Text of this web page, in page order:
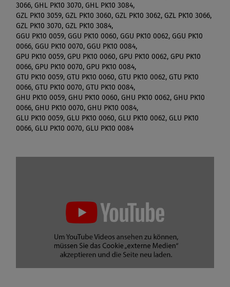
3066, GHL PK10 3070, GHL PK10 3084,
GZL PK10 3059, GZL PK10 3060, GZL PK10 3062, GZL PK10 3066,
GZL PK10 3070, GZL PK10 3084,
GGU PK10 0059, GGU PK10 0060, GGU PK10 0062, GGU PK10
0066, GGU PK10 0070, GGU PK10 0084,
GPU PK10 0059, GPU PK10 0060, GPU PK10 0062, GPU PK10
0066, GPU PK10 0070, GPU PK10 0084,
GTU PK10 0059, GTU PK10 0060, GTU PK10 0062, GTU PK10
0066, GTU PK10 0070, GTU PK10 0084,
GHU PK10 0059, GHU PK10 0060, GHU PK10 0062, GHU PK10
0066, GHU PK10 0070, GHU PK10 0084,
GLU PK10 0059, GLU PK10 0060, GLU PK10 0062, GLU PK10
0066, GLU PK10 0070, GLU PK10 0084